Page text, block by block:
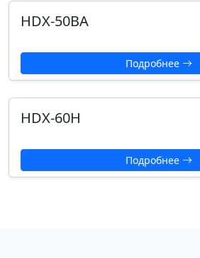
HDX-50BA
Подробнее
HDX-60H
Подробнее